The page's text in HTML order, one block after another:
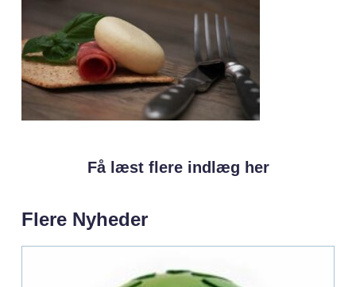
Få læst flere indlæg her
Flere Nyheder